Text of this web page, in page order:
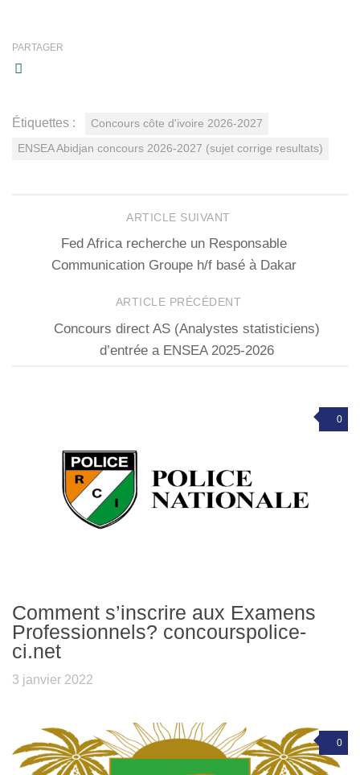
PARTAGER
Étiquettes : Concours côte d'ivoire 2026-2027
ENSEA Abidjan concours 2026-2027 (sujet corrige resultats)
ARTICLE SUIVANT
Fed Africa recherche un Responsable
Communication Groupe h/f basé à Dakar
ARTICLE PRÉCÉDENT
Concours direct AS (Analystes statisticiens)
d’entrée a ENSEA 2025-2026
0
Comment s’inscrire aux Examens
Professionnels? concourspolice-
ci.net
3 janvier 2022
0